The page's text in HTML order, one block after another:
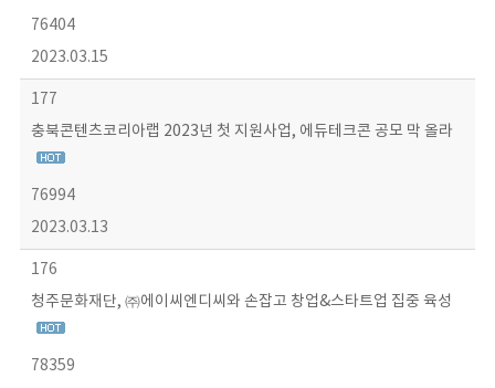
76404
2023.03.15
177
충북콘텐츠코리아랩 2023년 첫 지원사업, 에듀테크콘 공모 막 올라
76994
2023.03.13
176
청주문화재단, ㈜에이씨엔디씨와 손잡고 창업&스타트업 집중 육성
78359